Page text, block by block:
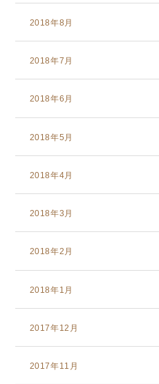
2018年8月
2018年7月
2018年6月
2018年5月
2018年4月
2018年3月
2018年2月
2018年1月
2017年12月
2017年11月